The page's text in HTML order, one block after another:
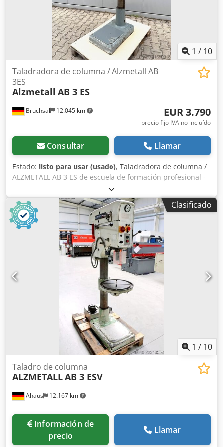
1 / 10
Bruchsal 12.045 km
Taladradora de columna / Alzmetall AB
3ES
Alzmetall AB 3 ES
EUR 3.790
precio fijo IVA no incluído
Consultar Llamar
Estado: listo para usar (usado), Taladradora de columna /
ALZMETALL AB 3 ES de escuela de formación profesional -
Estado original bien cuidado - Capacidad de taladrado /
acero máx. 35 mm - Saliente 280 mm - Tamaño de la mesa
600x470 mm - Carrera del husillo 180 mm - Cono Morse
MK 3 - Regulación de velocidad continua - Tope de
profundidad de taladrado - Indicador de velocidad -
Portabrocas - Documentación Dimensiones: L x A x H 1,2 x
0,8 x 2 m / Peso 480 kg Crodeyzakrspfx Apcjf Errores y
omisiones salvo buena fe.
Clasificado
1 / 10
Ahaus 12.167 km
Taladro de columna
ALZMETALLAB 3 ESV
Información de
precio
Llamar